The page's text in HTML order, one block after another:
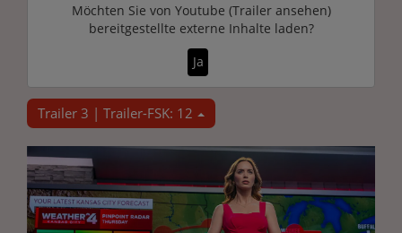
Möchten Sie von Youtube (Trailer ansehen)
bereitgestellte externe Inhalte laden?
Ja
Trailer 3 | Trailer-FSK: 12